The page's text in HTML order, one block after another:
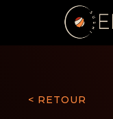
< RETOUR